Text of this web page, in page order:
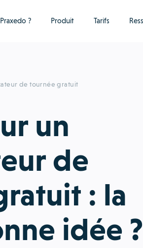
? Produit Tarifs
de tournée gratuit
un
de
: la
idée ?